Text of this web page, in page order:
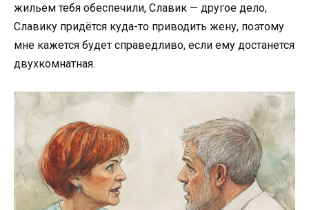
жильём тебя обеспечили, Славик — другое дело,
Славику придётся куда-то приводить жену, поэтому
мне кажется будет справедливо, если ему достанется
двухкомнатная.